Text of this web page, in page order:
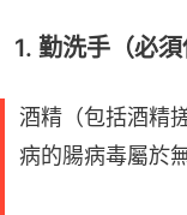
1. 勤洗手（必須
酒精（包括酒精
病的腸病毒屬於